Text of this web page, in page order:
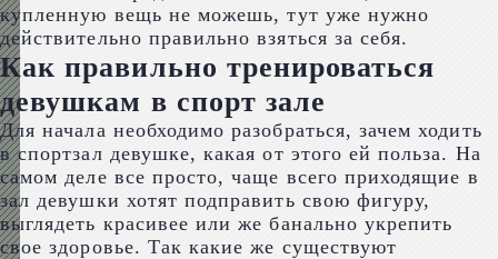
купленную вещь не можешь, тут уже нужно
действительно правильно взяться за себя.
Как правильно тренироваться
девушкам в спорт зале
Для начала необходимо разобраться, зачем ходить
в спортзал девушке, какая от этого ей польза. На
самом деле все просто, чаще всего приходящие в
зал девушки хотят подправить свою фигуру,
выглядеть красивее или же банально укрепить
свое здоровье. Так какие же существуют